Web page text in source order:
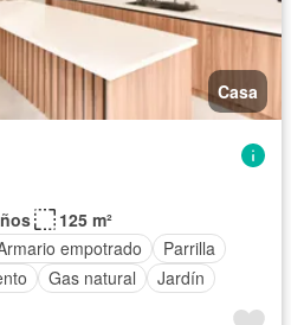
Casa
125 m²
empotrado
Parrilla
Gas natural
Jardín